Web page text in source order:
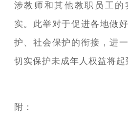
涉教师和其他教职员工的
实。此举对于促进各地做
护、社会保护的衔接，进
切实保护未成年人权益将起
附：